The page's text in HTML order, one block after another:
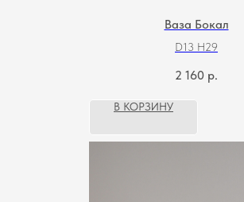
Ваза Бокал
D13 H29
2 160 р.
В КОРЗИНУ